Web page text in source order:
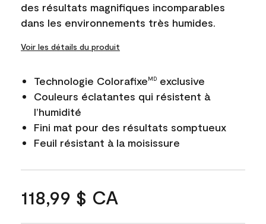
des résultats magnifiques incomparables
dans les environnements très humides.
Voir les détails du produit
Technologie ColorafixeMD exclusive
Couleurs éclatantes qui résistent à
l’humidité
Fini mat pour des résultats somptueux
Feuil résistant à la moisissure
118,99 $ CA